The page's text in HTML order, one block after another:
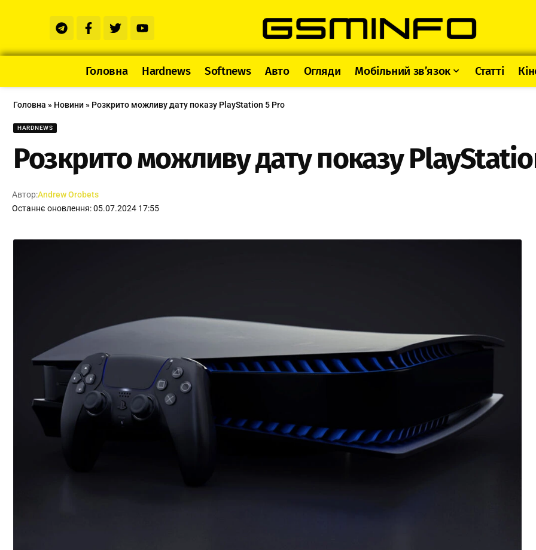
Головна Hardnews Softnews Авто Огляди Мобільний зв’язок Статті
Головна » Новини» Розкрито можливу дату показу PlayStation 5 Pro
HARDNEWS
Розкрито можливу дату показу
Останнє оновлення: 05.07.2024 17:55
Автор:Andrew Orobets